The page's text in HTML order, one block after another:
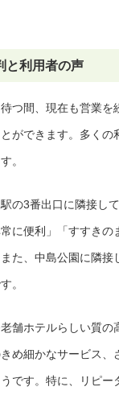
と利用者の声
つ間、現在も営業
ができます。多く
。
の3番出口に隣接し
に便利」「すすき
た、中島公園に隣
。
舗ホテルらしい質
め細かなサービス
です。特に、リピ